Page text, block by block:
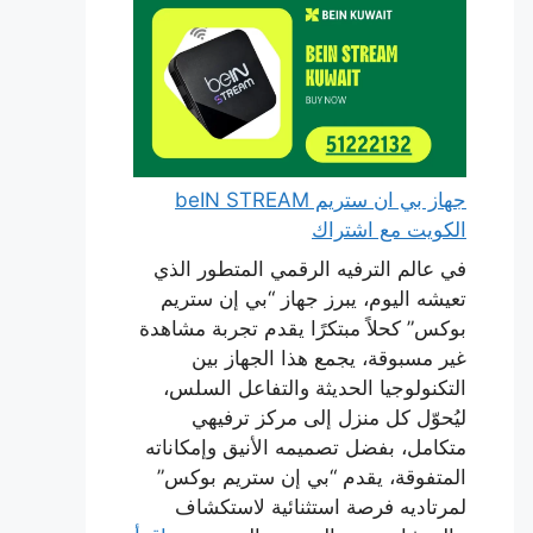
جهاز بي ان ستريم beIN STREAM
الكويت مع اشتراك
في عالم الترفيه الرقمي المتطور الذي
تعيشه اليوم، يبرز جهاز “بي إن ستريم
بوكس” كحلاً مبتكرًا يقدم تجربة مشاهدة
غير مسبوقة، يجمع هذا الجهاز بين
التكنولوجيا الحديثة والتفاعل السلس،
ليُحوّل كل منزل إلى مركز ترفيهي
متكامل، بفضل تصميمه الأنيق وإمكاناته
المتفوقة، يقدم “بي إن ستريم بوكس”
لمرتاديه فرصة استثنائية لاستكشاف